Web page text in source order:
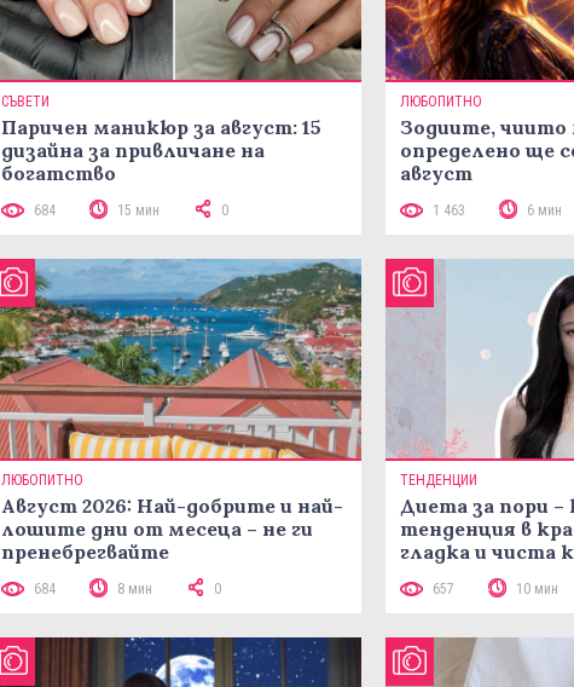
СЪВЕТИ
Паричен маникюр за август: 15
дизайна за привличане на
богатство
684 15 мин 0
ЛЮБОПИТНО
Зодиите,
определено ще
август
1 463 6 мин
ЛЮБОПИТНО
Август 2026: Най-добрите и най-
лошите дни от месеца – не ги
пренебрегвайте
684 8 мин 0
ТЕНДЕНЦИИ
Диета за пори –
тенденция в
гладка и чиста
657 10 мин